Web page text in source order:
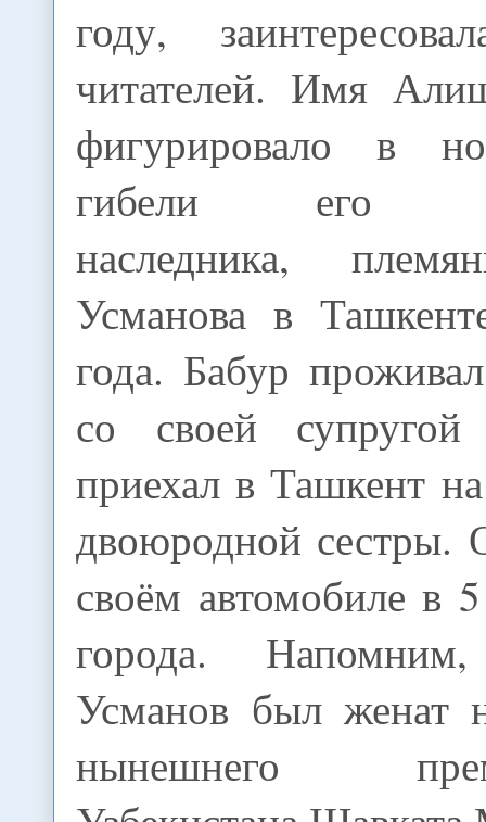
году,
читателей. Имя
фигурировало в
гибели его
наследника,
Усманова в
года. Бабур
со своей
приехал в Ташкент
двоюродной сестры.
своём автомобиле в
города.
Усманов был женат
нынешнего